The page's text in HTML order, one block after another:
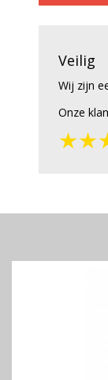
Veilig
Wij zijn
Onze